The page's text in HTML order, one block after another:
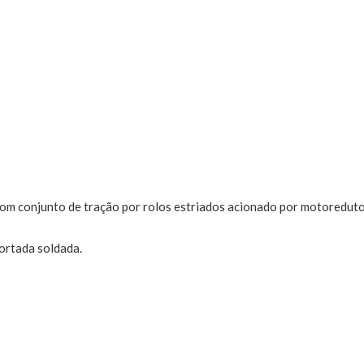
conjunto de tração por rolos estriados acionado por
soldada.